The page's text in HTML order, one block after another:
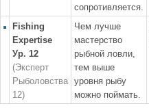
сопротивляется.
Fishing
Expertise
Ур. 12
(Эксперт
Рыболовства
12)
Чем лучше
мастерство
рыбной ловли,
тем выше
уровня рыбу
можно поймать.